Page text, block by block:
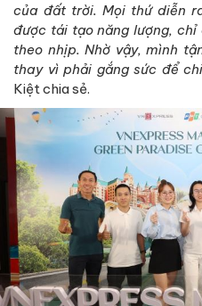
của đất trời. Mọi thứ diễn
được tái tạo năng lượng,
theo nhịp. Nhờ vậy, mình
thay vì phải gắng sức để
Kiệt chia sẻ.